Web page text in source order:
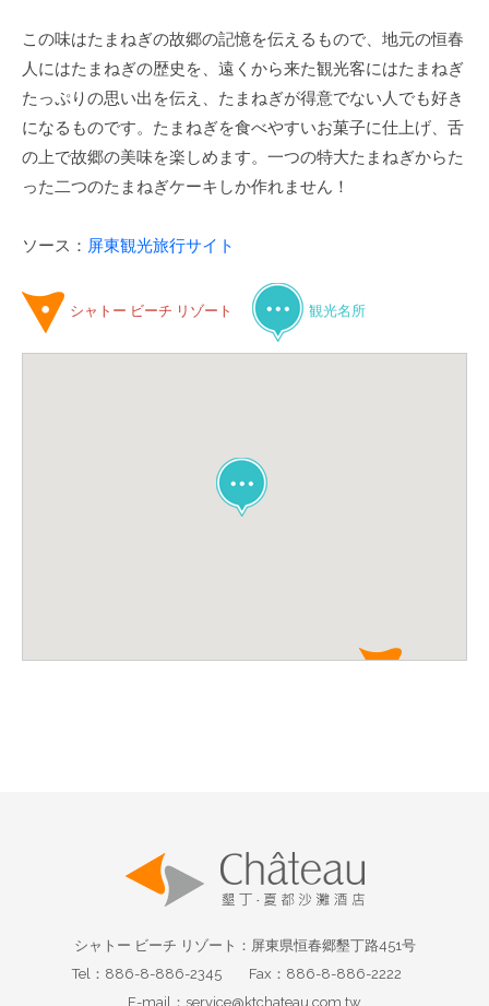
この味はたまねぎの故郷の記憶を伝えるもので、地元の恒春
人にはたまねぎの歴史を、遠くから来た観光客にはたまねぎ
たっぷりの思い出を伝え、たまねぎが得意でない人でも好き
になるものです。たまねぎを食べやすいお菓子に仕上げ、舌
の上で故郷の美味を楽しめます。一つの特大たまねぎからた
った二つのたまねぎケーキしか作れません！
ソース： 屏東観光旅行サイト
シャトー ビーチ リゾート 観光名所
シャトー ビーチ リゾート：屏東県恒春郷墾丁路451号
Tel：886-8-886-2345
Fax：886-8-886-2222
E-mail：service@ktchateau.com.tw